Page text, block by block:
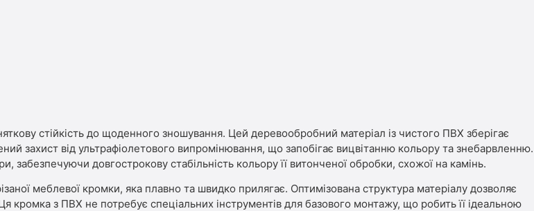
стійкість до щоденного зношування. Цей деревообробний матеріал із чистого ПВХ зберігає
захист від ультрафіолетового випромінювання, що запобігає вицвітанню кольору та знебарвленню.
забезпечуючи довгострокову стабільність кольору її витонченої обробки, схожої на камінь.
меблевої кромки, яка плавно та швидко прилягає. Оптимізована структура матеріалу дозволяє
кромка з ПВХ не потребує спеціальних інструментів для базового монтажу, що робить її ідеальною